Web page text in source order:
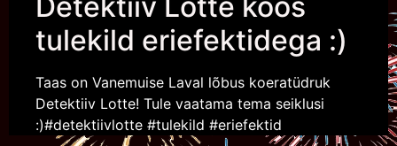
tulekild eriefektidega :)
Taas on Vanemuise Laval lõbus koeratüdruk
Detektiiv Lotte! Tule vaatama tema seiklusi
:)#detektiivlotte #tulekild #eriefektid